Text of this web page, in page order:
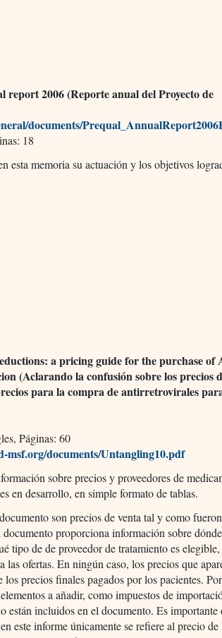
2006 (Reporte anual del Proyecto de
documents/
18
esta memoria su actuación y los objetivos
a pricing guide for the purchase of
(Aclarando la confusión sobre los precios
para la compra de antirretrovirales
Páginas: 60
msf.org/documents/Untangling10.pdf
sobre precios y proveedores de
en desarrollo, en simple formato de tablas.
son precios de venta tal y como
proporciona información sobre
tipo de de proveedor de tratamiento es
las ofertas. En ningún caso, los precios que
los precios finales pagados por los pacientes.
a añadir, como impuestos de
están incluidos en el documento. Es importante
este informe únicamente se refiere al precio de